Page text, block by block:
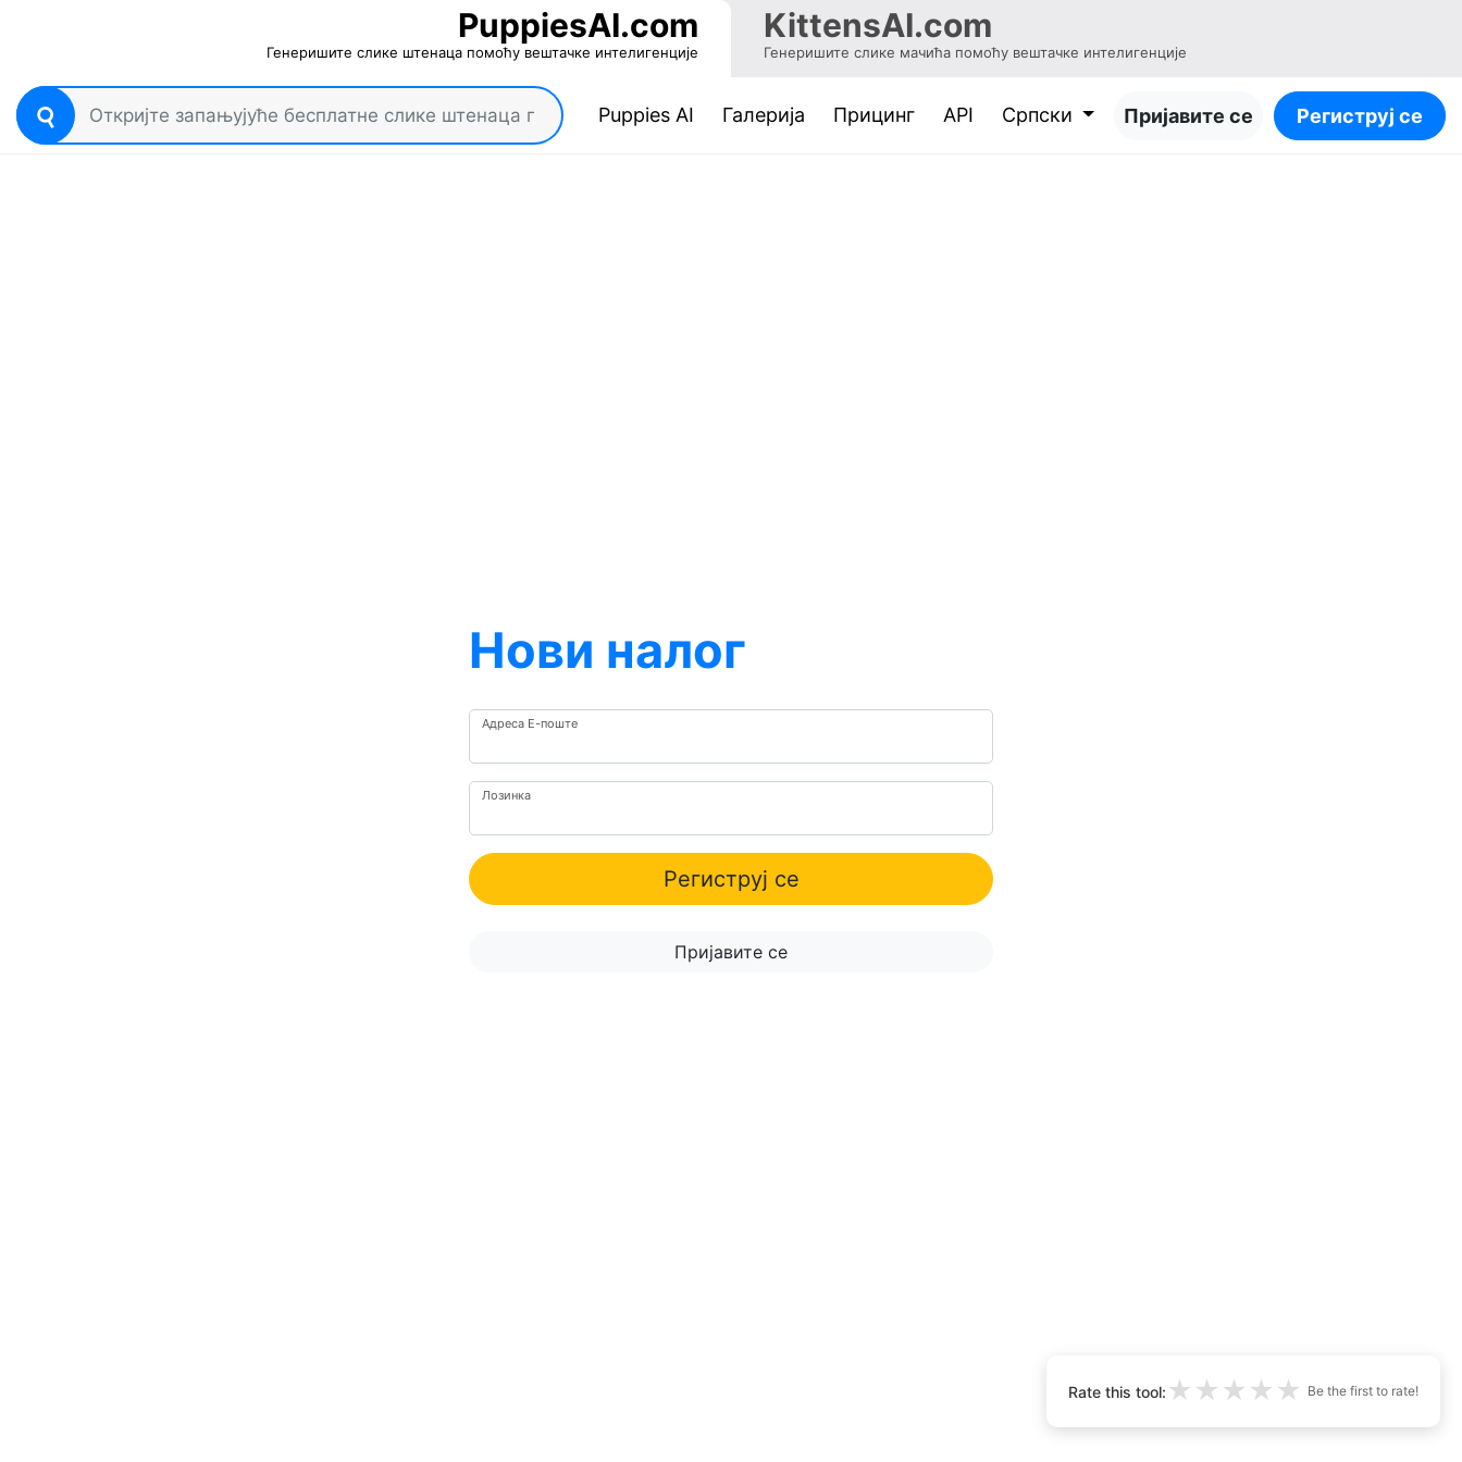
PuppiesAI.com
Генеришите слике штенаца помоћу вештачке интелигенције
KittensAI.com
Генеришите слике мачића помоћу вештачке интелигенције
Puppies AI(current)
Галерија Прицинг API Српски Пријавите се Региструј се
Нови налог
Адреса Е-поште
Лозинка
Региструј се
Пријавите се
Rate this tool: ★ ★ ★ ★ ★ Be the first to rate!